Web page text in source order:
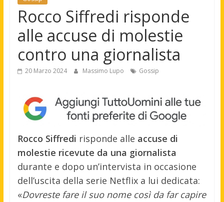
Rocco Siffredi risponde
alle accuse di molestie
contro una giornalista
20 Marzo 2024 Massimo Lupo Gossip
Rocco Siffredi risponde alle accuse di
molestie ricevute da una giornalista
durante e dopo un’intervista in occasione
dell’uscita della serie Netflix a lui dedicata:
«Dovreste fare il suo nome così da far capire